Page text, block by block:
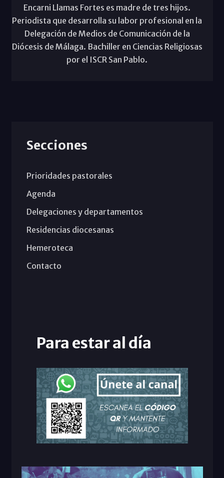
Encarni Llamas Fortes es madre de tres hijos.
Periodista que desarrolla su labor profesional en la
Delegación de Medios de Comunicación de la
Diócesis de Málaga. Bachiller en Ciencias Religiosas
por el ISCR San Pablo.
Secciones
Prioridades pastorales
Agenda
Delegaciones y departamentos
Residencias diocesanas
Hemeroteca
Contacto
Para estar al día